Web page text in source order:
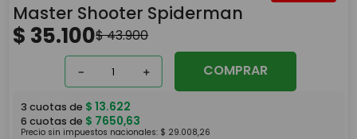
4.
monopatin
toy story
Master Shooter Spiderman
$ 35.100$43.900
＋
－ COMPRAR
3 cuotas de $ 13.622
6 cuotas de $ 7650,63
Precio sin impuestos nacionales: $ 29.008,26